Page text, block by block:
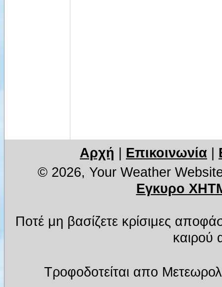
Αρχή Επικοινωνία
© 2026, Your Weather
Εγκυρο
Ποτέ μη βασίζετε κρίσιμες
καιρού
Τροφοδοτείται απο